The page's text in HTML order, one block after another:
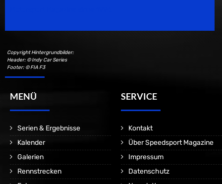
Copyright Hintergrundbilder:
Header: © Indy Car Series
Footer: © FIA F3
MENÜ
Serien & Ergebnisse
Kalender
Galerien
Rennstrecken
SERVICE
Kontakt
Über Speedsport Magazine
Impressum
Datenschutz